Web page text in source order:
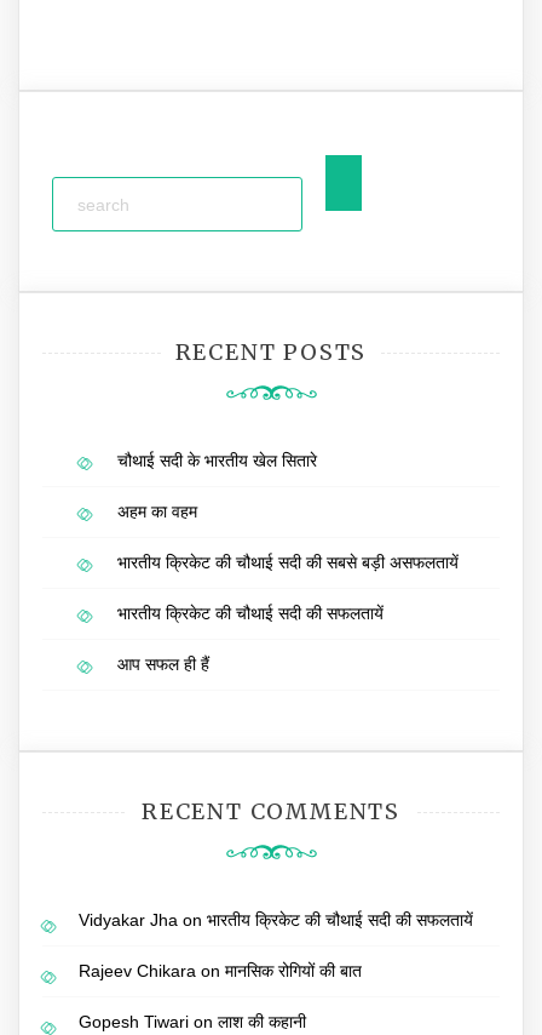
RECENT POSTS
चौथाई सदी के भारतीय खेल सितारे
अहम का वहम
भारतीय क्रिकेट की चौथाई सदी की सबसे बड़ी असफलतायें
भारतीय क्रिकेट की चौथाई सदी की सफलतायें
आप सफल ही हैं
RECENT COMMENTS
Vidyakar Jha on भारतीय क्रिकेट की चौथाई सदी की सफलतायें
Rajeev Chikara on मानसिक रोगियों की बात
Gopesh Tiwari on लाश की कहानी